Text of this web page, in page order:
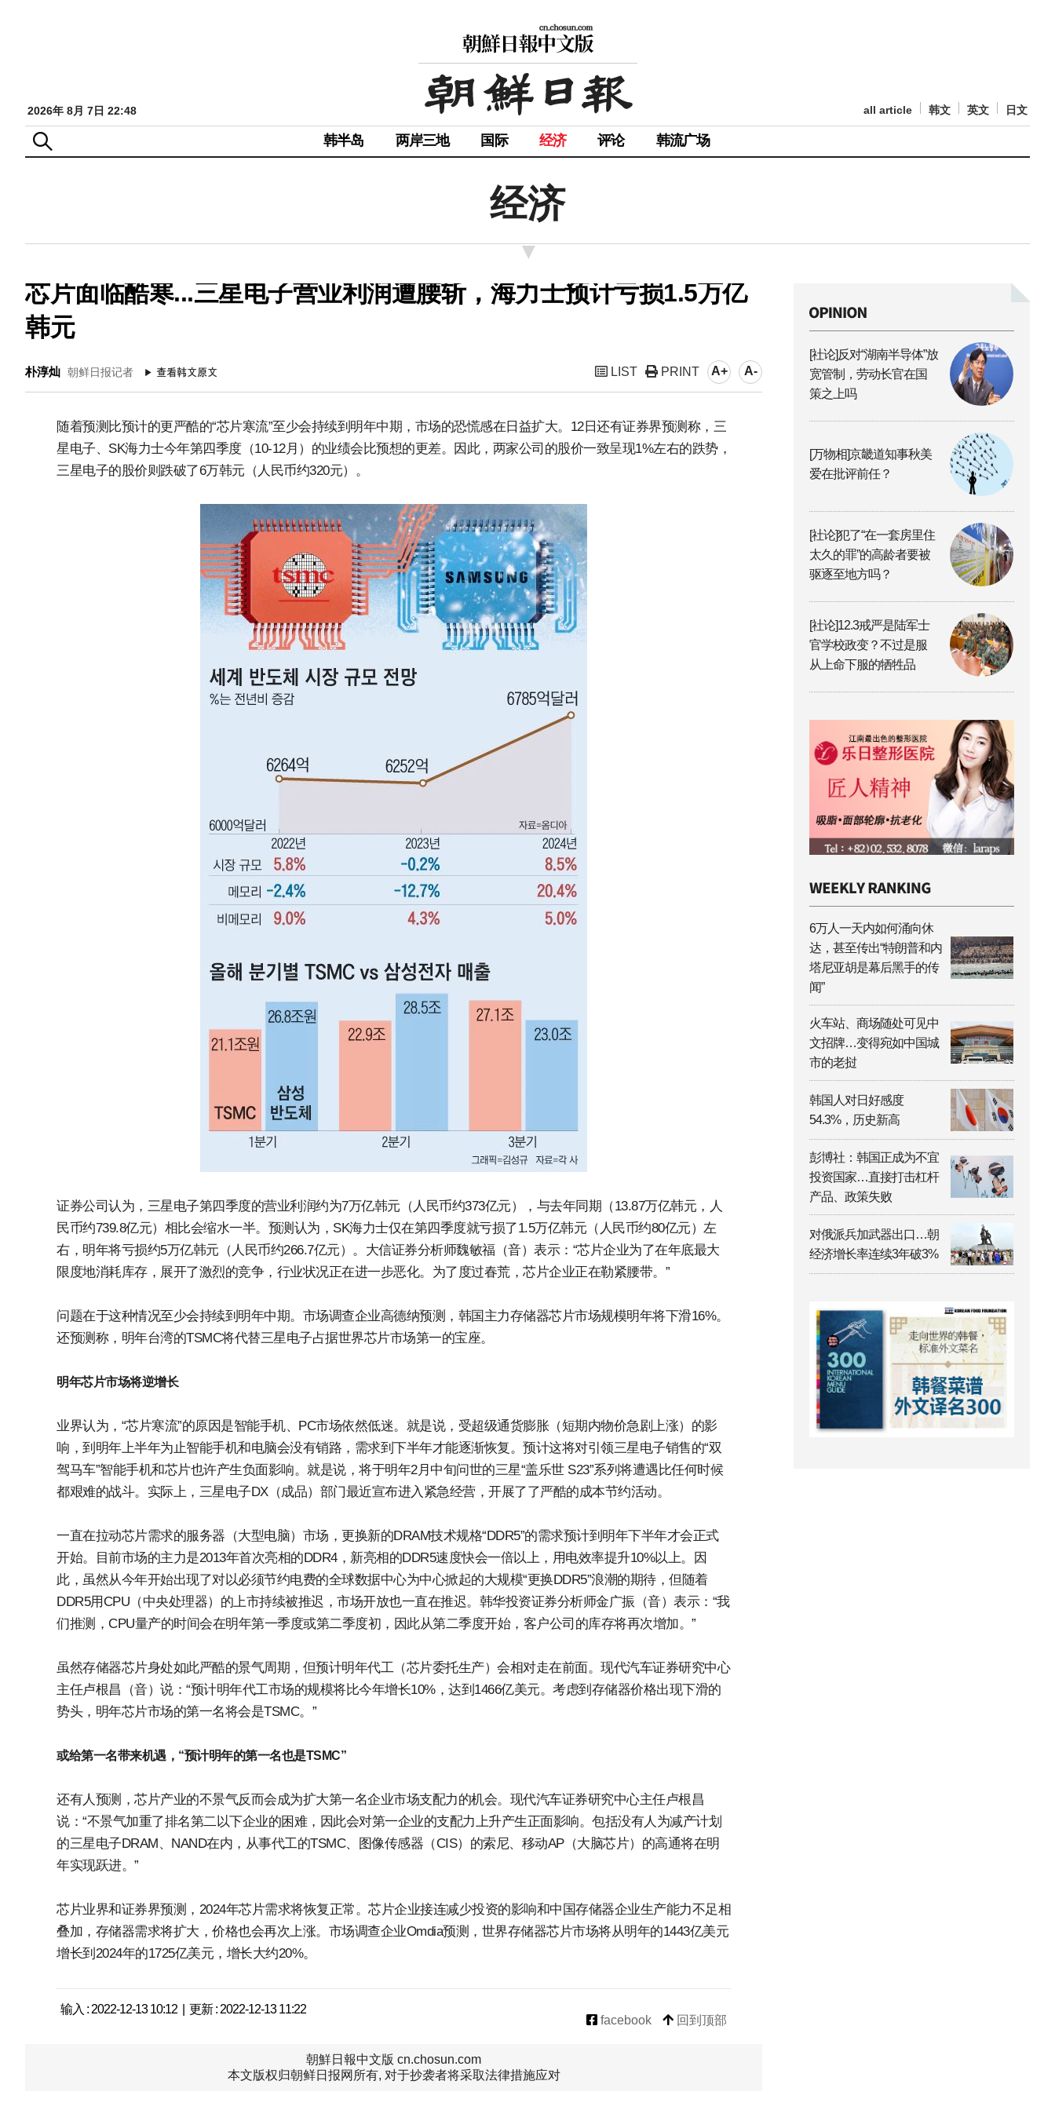
2026年 8月 7日 22:48 all article 韩文 英文 日文
韩半岛 两岸三地 国际 经济 评论 韩流广场
经济
芯片面临酷寒...三星电子营业利润遭腰斩，海力士预计亏损1.5万亿
韩元
朴淳灿 朝鲜日报记者 LIST PRINT A+ A-
随着预测比预计的更严酷的“芯片寒流”至少会持续到明年中期，市场的恐慌感在日益扩大。12日还有证券界预测称，三
星电子、SK海力士今年第四季度（10-12月）的业绩会比预想的更差。因此，两家公司的股价一致呈现1%左右的跌势，
三星电子的股价则跌破了6万韩元（人民币约320元）。
证券公司认为，三星电子第四季度的营业利润约为7万亿韩元（人民币约373亿元），与去年同期（13.87万亿韩元，人
民币约739.8亿元）相比会缩水一半。预测认为，SK海力士仅在第四季度就亏损了1.5万亿韩元（人民币约80亿元）左
右，明年将亏损约5万亿韩元（人民币约266.7亿元）。大信证券分析师魏敏福（音）表示：“芯片企业为了在年底最大
限度地消耗库存，展开了激烈的竞争，行业状况正在进一步恶化。为了度过春荒，芯片企业正在勒紧腰带。”
问题在于这种情况至少会持续到明年中期。市场调查企业高德纳预测，韩国主力存储器芯片市场规模明年将下滑16%。
还预测称，明年台湾的TSMC将代替三星电子占据世界芯片市场第一的宝座。
明年芯片市场将逆增长
业界认为，“芯片寒流”的原因是智能手机、PC市场依然低迷。就是说，受超级通货膨胀（短期内物价急剧上涨）的影
响，到明年上半年为止智能手机和电脑会没有销路，需求到下半年才能逐渐恢复。预计这将对引领三星电子销售的“双
驾马车”智能手机和芯片也许产生负面影响。就是说，将于明年2月中旬问世的三星“盖乐世 S23”系列将遭遇比任何时候
都艰难的战斗。实际上，三星电子DX（成品）部门最近宣布进入紧急经营，开展了了严酷的成本节约活动。
一直在拉动芯片需求的服务器（大型电脑）市场，更换新的DRAM技术规格“DDR5”的需求预计到明年下半年才会正式
开始。目前市场的主力是2013年首次亮相的DDR4，新亮相的DDR5速度快会一倍以上，用电效率提升10%以上。因
此，虽然从今年开始出现了对以必须节约电费的全球数据中心为中心掀起的大规模“更换DDR5”浪潮的期待，但随着
DDR5用CPU（中央处理器）的上市持续被推迟，市场开放也一直在推迟。韩华投资证券分析师金广振（音）表示：“我
们推测，CPU量产的时间会在明年第一季度或第二季度初，因此从第二季度开始，客户公司的库存将再次增加。”
虽然存储器芯片身处如此严酷的景气周期，但预计明年代工（芯片委托生产）会相对走在前面。现代汽车证券研究中心
主任卢根昌（音）说：“预计明年代工市场的规模将比今年增长10%，达到1466亿美元。考虑到存储器价格出现下滑的
势头，明年芯片市场的第一名将会是TSMC。”
或给第一名带来机遇，“预计明年的第一名也是TSMC”
还有人预测，芯片产业的不景气反而会成为扩大第一名企业市场支配力的机会。现代汽车证券研究中心主任卢根昌
说：“不景气加重了排名第二以下企业的困难，因此会对第一企业的支配力上升产生正面影响。包括没有人为减产计划
的三星电子DRAM、NAND在内，从事代工的TSMC、图像传感器（CIS）的索尼、移动AP（大脑芯片）的高通将在明
年实现跃进。”
芯片业界和证券界预测，2024年芯片需求将恢复正常。芯片企业接连减少投资的影响和中国存储器企业生产能力不足相
叠加，存储器需求将扩大，价格也会再次上涨。市场调查企业Omdia预测，世界存储器芯片市场将从明年的1443亿美元
增长到2024年的1725亿美元，增长大约20%。
输入 : 2022-12-13 10:12 | 更新 : 2022-12-13 11:22
facebook
回到顶部
朝鮮日報中文版 cn.chosun.com
本文版权归朝鲜日报网所有, 对于抄袭者将采取法律措施应对
[社论]反对“湖南半导体”放
宽管制，劳动长官在国
策之上吗
[万物相]京畿道知事秋美
爱在批评前任？
[社论]犯了“在一套房里住
太久的罪”的高龄者要被
驱逐至地方吗？
[社论]12.3戒严是陆军士
官学校政变？不过是服
从上命下服的牺牲品
6万人一天内如何涌向休
达，甚至传出“特朗普和内
塔尼亚胡是幕后黑手的传
闻”
火车站、商场随处可见中
文招牌…变得宛如中国城
市的老挝
韩国人对日好感度
54.3%，历史新高
彭博社：韩国正成为不宜
投资国家…直接打击杠杆
产品、政策失败
对俄派兵加武器出口…朝
经济增长率连续3年破3%